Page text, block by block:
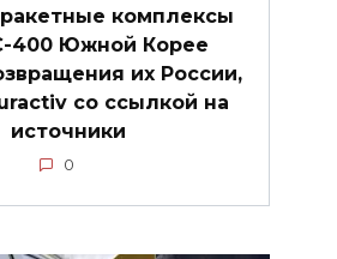
комплексы
400 Южной Корее
их России,
со ссылкой на
источники
0